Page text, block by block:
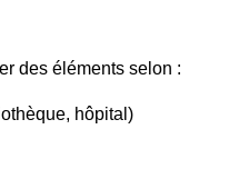
des éléments selon :
hôpital)